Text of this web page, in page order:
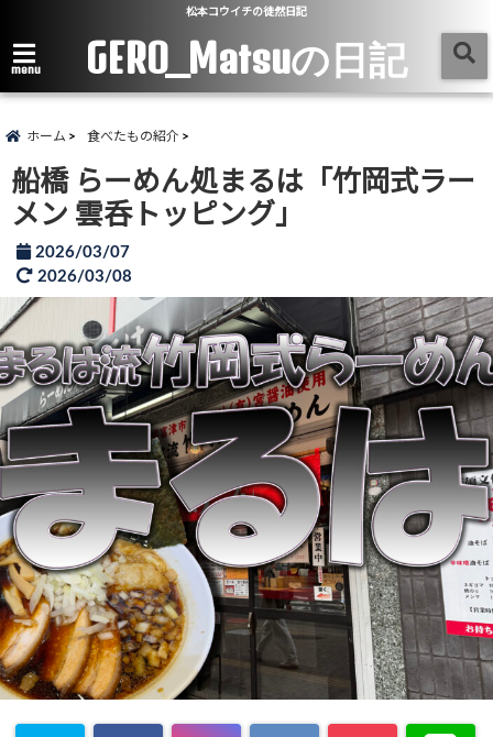
松本コウイチの徒然日記
menu GERO_Matsuの日記
ホーム 食べたもの紹介
船橋 らーめん処まるは「竹岡式ラー
メン 雲呑トッピング」
2026/03/07
2026/03/08